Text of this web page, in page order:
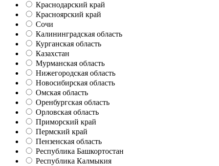
Краснодарский край
Красноярский край
Сочи
Калининградская область
Курганская область
Казахстан
Мурманская область
Нижегородская область
Новосибирская область
Омская область
Оренбургская область
Орловская область
Приморский край
Пермский край
Пензенская область
Республика Башкортостан
Республика Калмыкия